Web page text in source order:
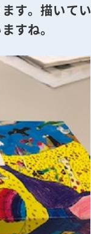
す。描いて
すね。